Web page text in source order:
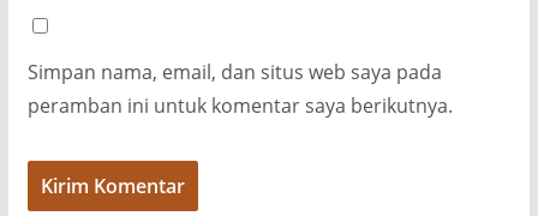
Simpan nama, email, dan situs web saya pada
peramban ini untuk komentar saya berikutnya.